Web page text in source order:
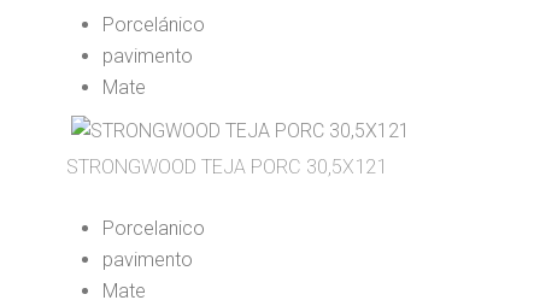
Porcelánico
pavimento
Mate
STRONGWOOD TEJA PORC 30,5X121
Porcelanico
pavimento
Mate